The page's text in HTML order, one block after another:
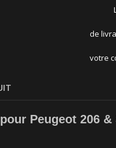
de
votre
Peugeot 206 &